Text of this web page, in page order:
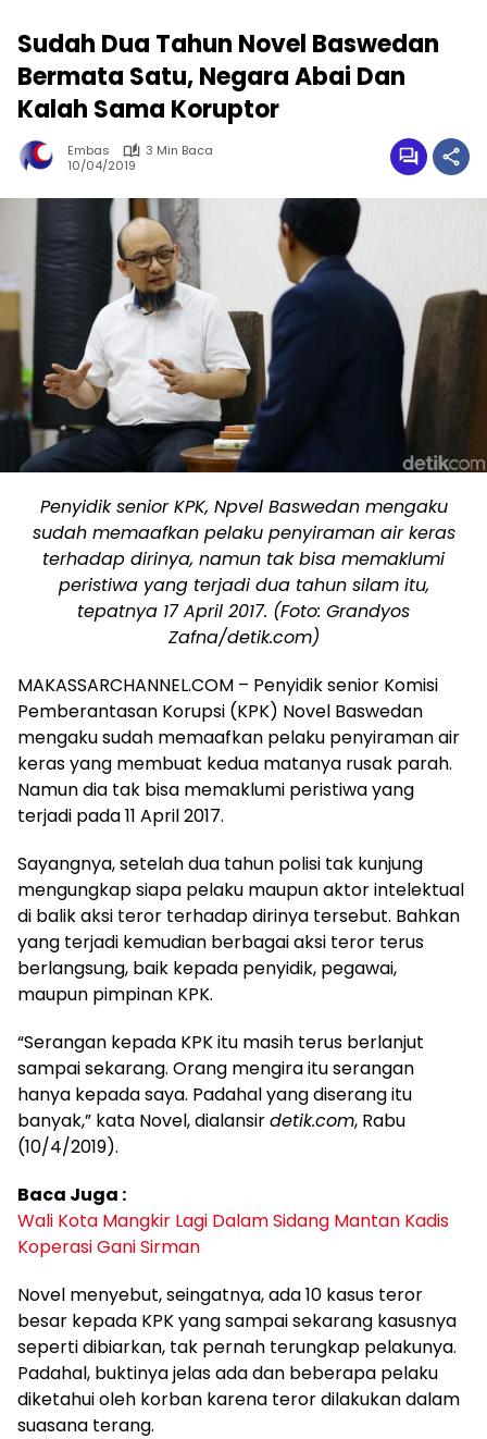
Sudah Dua Tahun Novel Baswedan
Bermata Satu, Negara Abai Dan
Kalah Sama Koruptor
Embas
3 Min Baca
10/04/2019
Penyidik senior KPK, Npvel Baswedan mengaku
sudah memaafkan pelaku penyiraman air keras
terhadap dirinya, namun tak bisa memaklumi
peristiwa yang terjadi dua tahun silam itu,
tepatnya 17 April 2017. (Foto: Grandyos
Zafna/detik.com)
MAKASSARCHANNEL.COM – Penyidik senior Komisi
Pemberantasan Korupsi (KPK) Novel Baswedan
mengaku sudah memaafkan pelaku penyiraman air
keras yang membuat kedua matanya rusak parah.
Namun dia tak bisa memaklumi peristiwa yang
terjadi pada 11 April 2017.
Sayangnya, setelah dua tahun polisi tak kunjung
mengungkap siapa pelaku maupun aktor intelektual
di balik aksi teror terhadap dirinya tersebut. Bahkan
yang terjadi kemudian berbagai aksi teror terus
berlangsung, baik kepada penyidik, pegawai,
maupun pimpinan KPK.
“Serangan kepada KPK itu masih terus berlanjut
sampai sekarang. Orang mengira itu serangan
hanya kepada saya. Padahal yang diserang itu
banyak,” kata Novel, dialansirdetik.com, Rabu
(10/4/2019).
Baca Juga :
Wali Kota Mangkir Lagi Dalam Sidang Mantan Kadis
Koperasi Gani Sirman
Novel menyebut, seingatnya, ada 10 kasus teror
besar kepada KPK yang sampai sekarang kasusnya
seperti dibiarkan, tak pernah terungkap pelakunya.
Padahal, buktinya jelas ada dan beberapa pelaku
diketahui oleh korban karena teror dilakukan dalam
suasana terang.